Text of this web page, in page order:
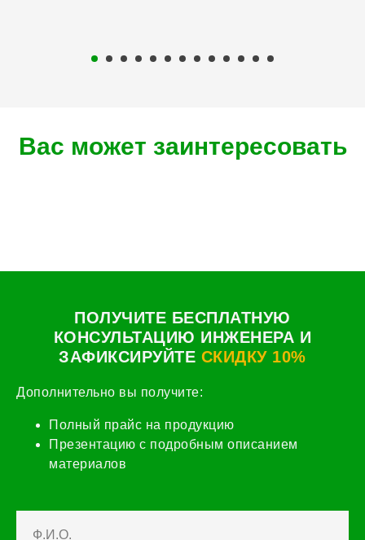
Вас может заинтересовать
ПОЛУЧИТЕ БЕСПЛАТНУЮ
КОНСУЛЬТАЦИЮ ИНЖЕНЕРА И
ЗАФИКСИРУЙТЕ СКИДКУ 10%
Дополнительно вы получите:
Полный прайс на продукцию
Презентацию с подробным описанием
материалов